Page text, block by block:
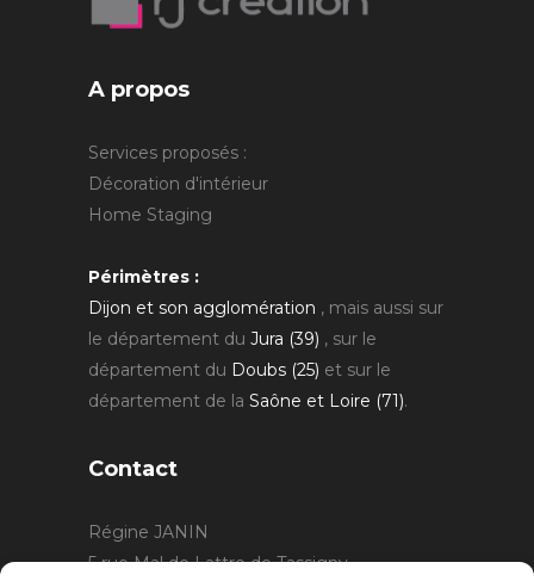
A propos
Services proposés :
Décoration d'intérieur
Home Staging
Périmètres :
Dijon et son agglomération , mais aussi sur
le département du Jura (39) , sur le
département du Doubs (25) et sur le
département de la Saône et Loire (71).
Contact
Régine JANIN
5 rue Mal de Lattre de Tassigny